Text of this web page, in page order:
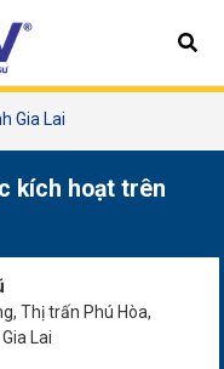
Gia Lai
kích hoạt trên
Thị trấn Phú Hòa,
Lai